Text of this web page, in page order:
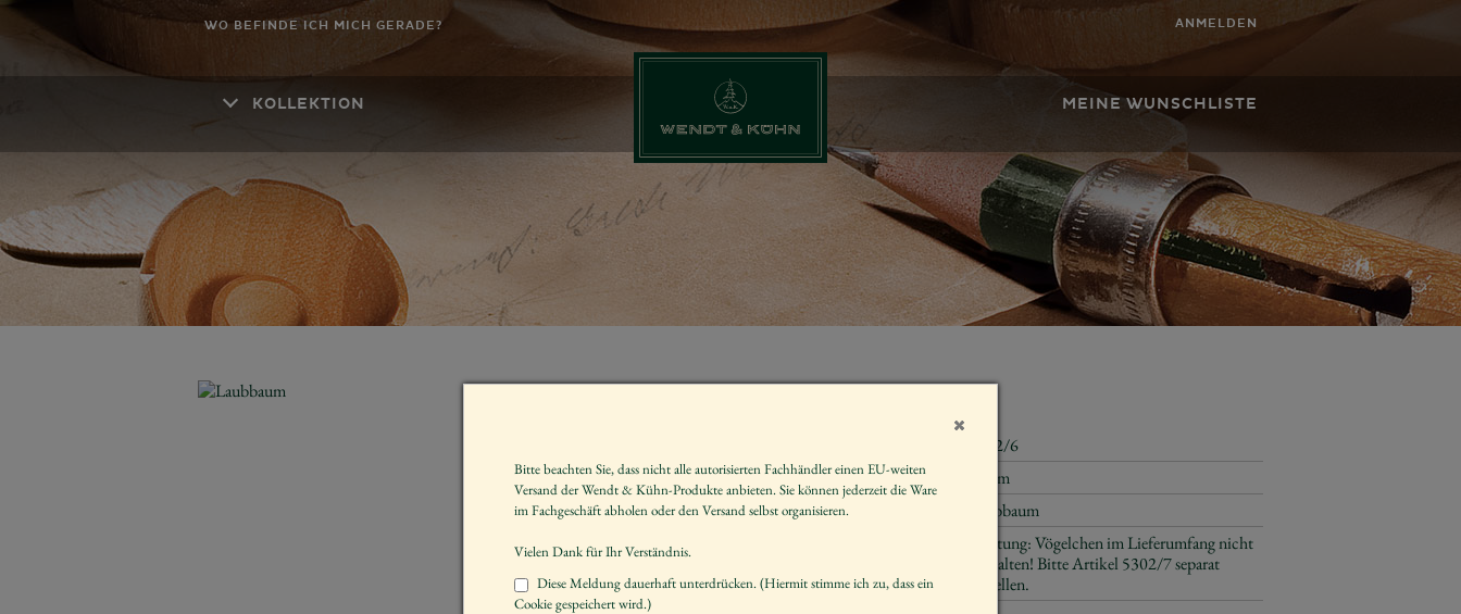
WO BEFINDE ICH MICH GERADE? ANMELDEN
KOLLEKTION MEINE WUNSCHLISTE
LAUBBAUM
5302/6
Größe der Figur / Spieldose
16 cm
Art der Bäume
Laubbaum
Achtung: Vögelchen im Lieferumfang nicht
enthalten! Bitte Artikel 5302/7 separat
bestellen.
Bitte beachten Sie, dass nicht alle autorisierten Fachhändler einen EU-weiten
Versand der Wendt & Kühn-Produkte anbieten. Sie können jederzeit die Ware
im Fachgeschäft abholen oder den Versand selbst organisieren.
Vielen Dank für Ihr Verständnis.
Diese Meldung dauerhaft unterdrücken. (Hiermit stimme ich zu, dass ein
Cookie gespeichert wird.)